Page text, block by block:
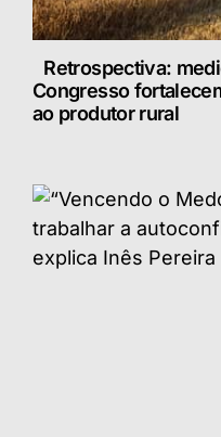
Retrospectiva:
Congresso
ao produtor rural